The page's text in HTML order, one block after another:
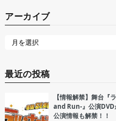
アーカイブ
最近の投稿
【情報解禁】舞台
and Run-』公演
公演情報も解禁！！